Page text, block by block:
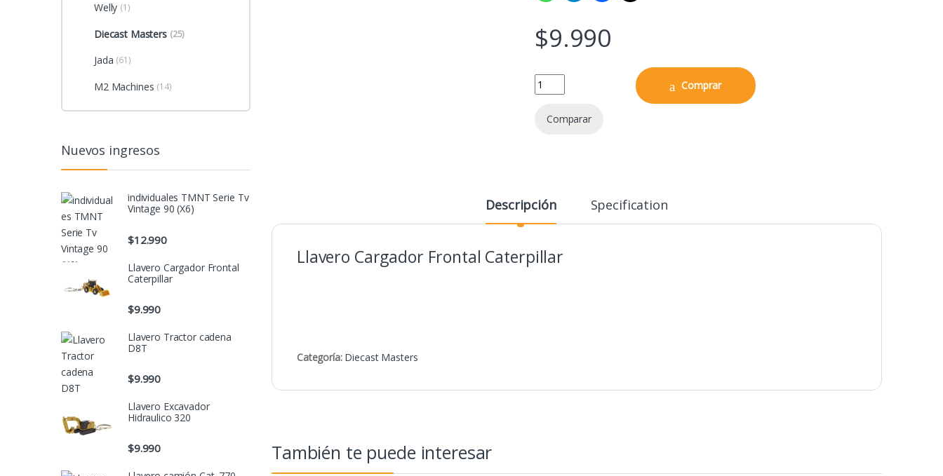
$9.990
Llavero Cargador Frontal Caterpillar quantity
Comprar
Comparar
Descripción Specification
Llavero Cargador Frontal Caterpillar
Categoría: Diecast Masters
También te puede interesar
Welly (1)
Diecast Masters (25)
Jada (61)
M2 Machines (14)
Nuevos ingresos
individuales TMNT Serie Tv
Vintage 90 (X6)
$12.990
Llavero Cargador Frontal
Caterpillar
$9.990
Llavero Tractor cadena
D8T
$9.990
Llavero Excavador
Hidraulico 320
$9.990